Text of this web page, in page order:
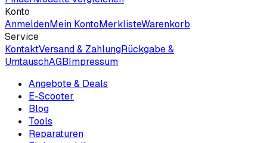
Konto
AnmeldenMein KontoMerklisteWarenkorb
Service
KontaktVersand & ZahlungRückgabe &
UmtauschAGBImpressum
Angebote & Deals
E-Scooter
Blog
Tools
Reparaturen